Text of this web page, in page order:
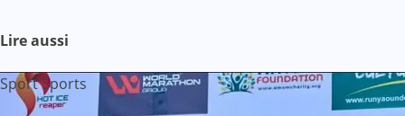
a
Lire aussi
SportSports